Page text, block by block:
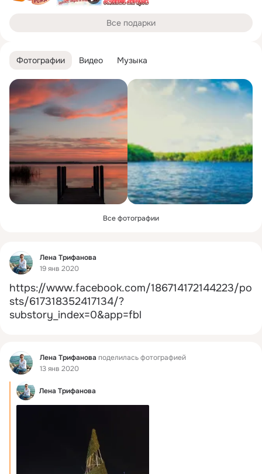
Фотографии Видео Музыка
Все фотографии
Фид
Лена Трифанова
19 янв 2020
https://www.facebook.com/186714172144223/po
sts/617318352417134/?
substory_index=0&app=fbl
Фид Лена Трифанова поделилась фотографией
13 янв 2020
Лена Трифанова
Все подарки